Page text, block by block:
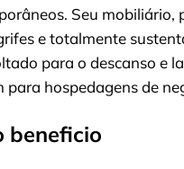
Seu mobiliário,
e totalmente
para o descanso e
para hospedagens de
beneficio